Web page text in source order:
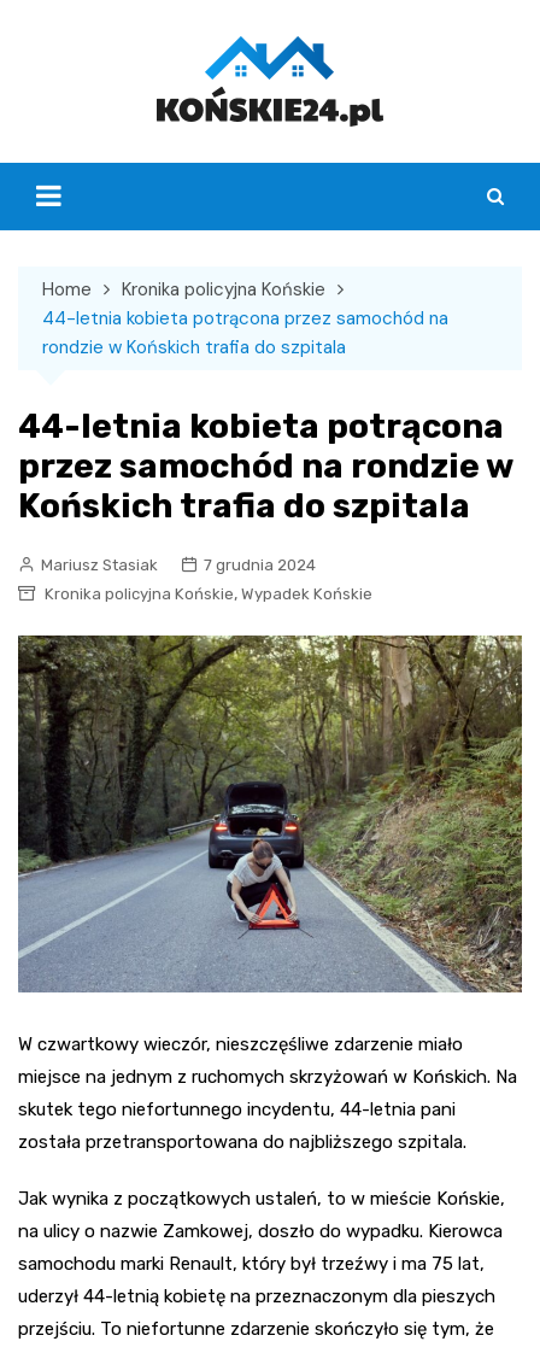
Home
Kronika policyjna Końskie
44-letnia kobieta potrącona przez samochód na
rondzie w Końskich trafia do szpitala
44-letnia kobieta potrącona
przez samochód na rondzie w
Końskich trafia do szpitala
Mariusz Stasiak
7 grudnia 2024
Kronika policyjna Końskie, Wypadek Końskie
W czwartkowy wieczór, nieszczęśliwe zdarzenie miało
miejsce na jednym z ruchomych skrzyżowań w Końskich. Na
skutek tego niefortunnego incydentu, 44-letnia pani
została przetransportowana do najbliższego szpitala.
Jak wynika z początkowych ustaleń, to w mieście Końskie,
na ulicy o nazwie Zamkowej, doszło do wypadku. Kierowca
samochodu marki Renault, który był trzeźwy i ma 75 lat,
uderzył 44-letnią kobietę na przeznaczonym dla pieszych
przejściu. To niefortunne zdarzenie skończyło się tym, że